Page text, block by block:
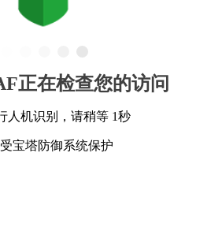
正在检查您的访问
人机识别，请稍等 1秒
宝塔防御系统保护